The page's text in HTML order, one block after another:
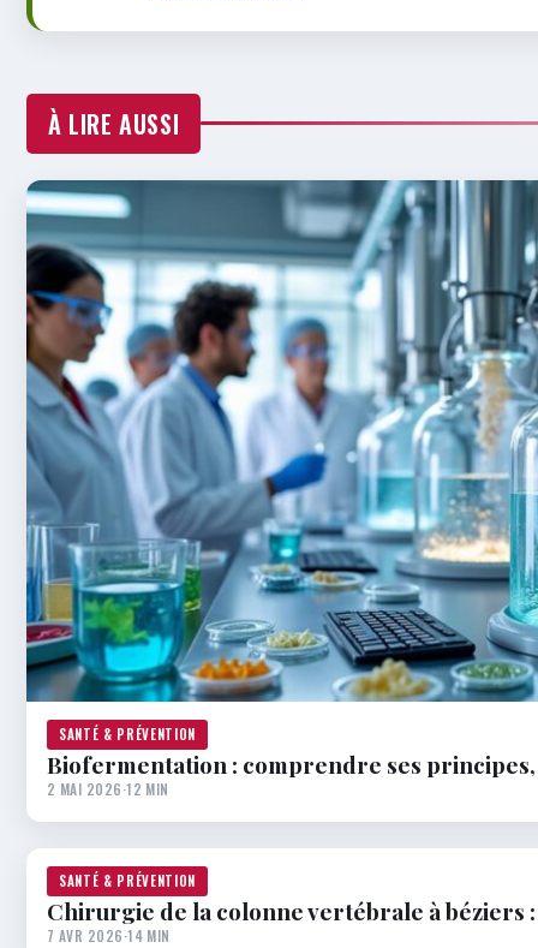
À LIRE AUSSI
SANTÉ & PRÉVENTION
Biofermentation : comprendre ses
2 MAI 2026·12 MIN
SANTÉ & PRÉVENTION
Chirurgie de la colonne vertébrale à béziers
7 AVR 2026·14 MIN